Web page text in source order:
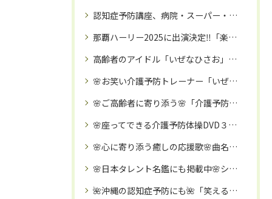
認知症予防講座、病院・スーパー・などのイベントコラボにも🌈訪問「笑える❗️介護予防体操教室」で、笑顔で元気に🌸❗️❗️
那覇ハーリー2025に出演決定‼️「楽しい‼️介護予防体操教室」🌺講師：いぜなひさお
高齢者のアイドル「いぜなひさお」氏の、「笑える‼️介護予防体操教室」🌺とは
🌸お笑い介護予防トレーナー「いぜなひさお」氏の、「笑える‼️介護予防・リハビリ体操教室」が沖縄を拠点に、日本全国へ話題に🌸‼️
🌸ご高齢者に寄り添う🌸「介護予防タレント」いぜなひさお氏🌈
🌸座ってできる介護予防体操DVD３０分🌸
🌸心に寄り添う癒しの応援歌🌸曲名：泣いてもいいよ 歌唱：いぜなひさお🌺
🌸日本タレント名鑑にも掲載中🌸シニア・高齢者のアイドル「いぜなひさお」氏の魅力に迫る🌺！
🌺沖縄の認知症予防にも🌺「笑える❗️介護予防体操教室」🌈認知症予防・引きこもり予防・転倒予防に🌈